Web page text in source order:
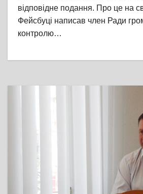
відповідне подання. Про це на
Фейсбуці написав член Ради
контролю…